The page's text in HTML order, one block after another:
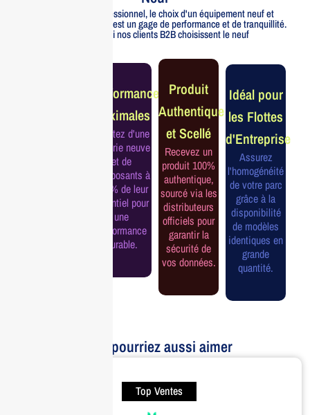
Pour un usage professionnel, le choix d'un équipement neuf et
officiellement distribué est un gage de performance et de tranquillité.
Voici pourquoi nos clients B2B choisissent le neuf
Performance
Maximales
Profitez d'une
batterie neuve
et de
composants à
100% de leur
potentiel pour
une
performance
durable.
Produit
Authentique
et Scellé
Recevez un
produit 100%
authentique,
sourcé via les
distributeurs
officiels pour
garantir la
sécurité de
vos données.
Idéal pour
les Flottes
d'Entreprise
Assurez
l'homogénéité
de votre parc
grâce à la
disponibilité
de modèles
identiques en
grande
quantité.
Vous pourriez aussi aimer
Top Ventes